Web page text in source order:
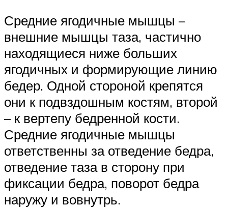
Средние ягодичные мышцы –
внешние мышцы таза, частично
находящиеся ниже больших
ягодичных и формирующие линию
бедер. Одной стороной крепятся
они к подвздошным костям, второй
– к вертепу бедренной кости.
Средние ягодичные мышцы
ответственны за отведение бедра,
отведение таза в сторону при
фиксации бедра, поворот бедра
наружу и вовнутрь.